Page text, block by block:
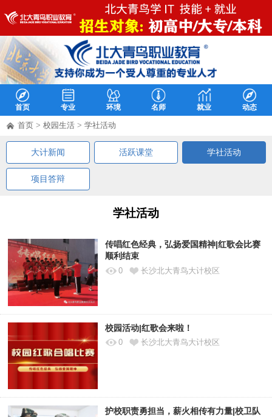
首页 专业 环境 名师 就业 动态
首页> 校园生活> 学社活动
大计新闻 活跃课堂 学社活动
项目答辩
学社活动
传唱红色经典，弘扬爱国精神|红歌会比赛
顺利结束
0 长沙北大青鸟大计校区
校园活动|红歌会来啦！
0 长沙北大青鸟大计校区
护校职责勇担当，薪火相传有力量|校卫队